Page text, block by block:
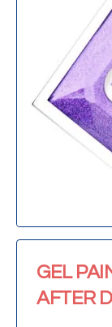
GEL
AFTER